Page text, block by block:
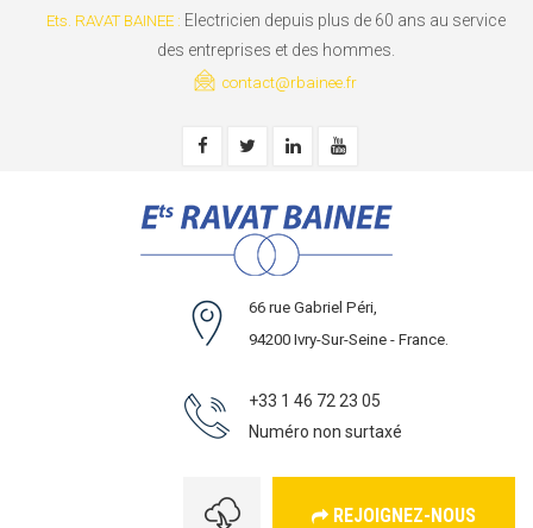
Ets. RAVAT BAINEE : Electricien depuis plus de 60 ans au service
des entreprises et des hommes.
contact@rbainee.fr
66 rue Gabriel Péri,
94200 Ivry-Sur-Seine - France.
+33 1 46 72 23 05
Numéro non surtaxé
REJOIGNEZ-NOUS